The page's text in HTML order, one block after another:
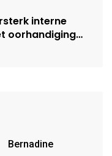
interne
oorhandiging
Bernadine